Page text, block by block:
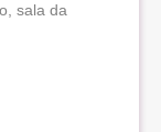
sala da